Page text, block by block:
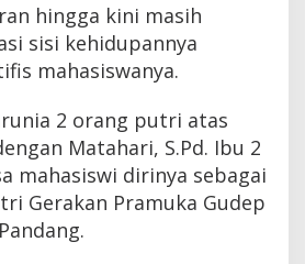
hingga kini masih
sisi kehidupannya
mahasiswanya.
2 orang putri atas
Matahari, S.Pd. Ibu 2
mahasiswi dirinya sebagai
Gerakan Pramuka Gudep